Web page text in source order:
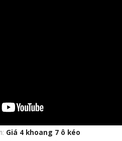
Giá 4 khoang 7 ô kéo